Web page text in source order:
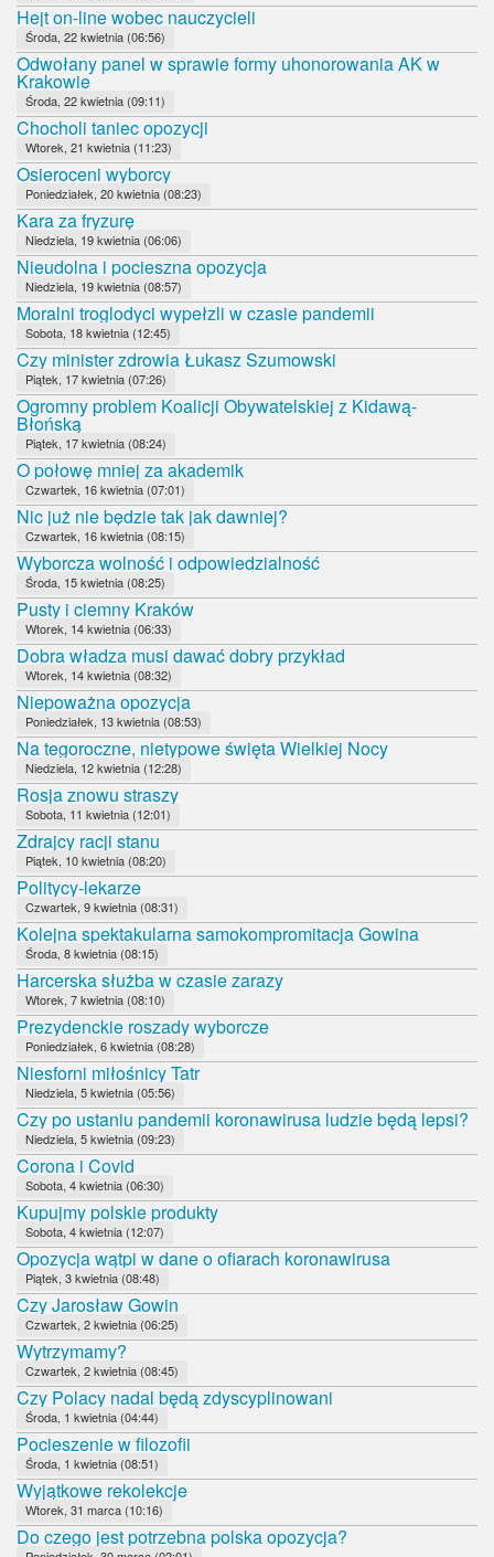
Hejt on-line wobec nauczycieli
Środa, 22 kwietnia (06:56)
Odwołany panel w sprawie formy uhonorowania AK w
Krakowie
Środa, 22 kwietnia (09:11)
Chocholi taniec opozycji
Wtorek, 21 kwietnia (11:23)
Osieroceni wyborcy
Poniedziałek, 20 kwietnia (08:23)
Kara za fryzurę
Niedziela, 19 kwietnia (06:06)
Nieudolna i pocieszna opozycja
Niedziela, 19 kwietnia (08:57)
Moralni troglodyci wypełzli w czasie pandemii
Sobota, 18 kwietnia (12:45)
Czy minister zdrowia Łukasz Szumowski
Piątek, 17 kwietnia (07:26)
Ogromny problem Koalicji Obywatelskiej z Kidawą-
Błońską
Piątek, 17 kwietnia (08:24)
O połowę mniej za akademik
Czwartek, 16 kwietnia (07:01)
Nic już nie będzie tak jak dawniej?
Czwartek, 16 kwietnia (08:15)
Wyborcza wolność i odpowiedzialność
Środa, 15 kwietnia (08:25)
Pusty i ciemny Kraków
Wtorek, 14 kwietnia (06:33)
Dobra władza musi dawać dobry przykład
Wtorek, 14 kwietnia (08:32)
Niepoważna opozycja
Poniedziałek, 13 kwietnia (08:53)
Na tegoroczne, nietypowe święta Wielkiej Nocy
Niedziela, 12 kwietnia (12:28)
Rosja znowu straszy
Sobota, 11 kwietnia (12:01)
Zdrajcy racji stanu
Piątek, 10 kwietnia (08:20)
Politycy-lekarze
Czwartek, 9 kwietnia (08:31)
Kolejna spektakularna samokompromitacja Gowina
Środa, 8 kwietnia (08:15)
Harcerska służba w czasie zarazy
Wtorek, 7 kwietnia (08:10)
Prezydenckie roszady wyborcze
Poniedziałek, 6 kwietnia (08:28)
Niesforni miłośnicy Tatr
Niedziela, 5 kwietnia (05:56)
Czy po ustaniu pandemii koronawirusa ludzie będą lepsi?
Niedziela, 5 kwietnia (09:23)
Corona i Covid
Sobota, 4 kwietnia (06:30)
Kupujmy polskie produkty
Sobota, 4 kwietnia (12:07)
Opozycja wątpi w dane o ofiarach koronawirusa
Piątek, 3 kwietnia (08:48)
Czy Jarosław Gowin
Czwartek, 2 kwietnia (06:25)
Wytrzymamy?
Czwartek, 2 kwietnia (08:45)
Czy Polacy nadal będą zdyscyplinowani
Środa, 1 kwietnia (04:44)
Pocieszenie w filozofii
Środa, 1 kwietnia (08:51)
Wyjątkowe rekolekcje
Wtorek, 31 marca (10:16)
Do czego jest potrzebna polska opozycja?